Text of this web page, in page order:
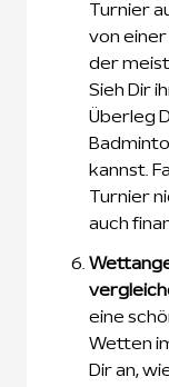
Turnier
von
der
Sieh Dir
Überleg
kannst.
Turnier
auch
eine
Wetten
Dir an,